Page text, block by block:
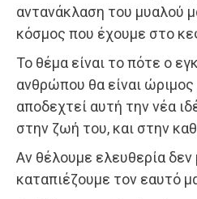
αντανάκλαση του μυαλού
κόσμος που έχουμε στο
Το θέμα είναι το πότε ο
ανθρώπου θα είναι
αποδεχτεί αυτή την νέα
στην ζωή του, και στην
Αν θέλουμε ελευθερία
καταπιέζουμε τον εαυτό